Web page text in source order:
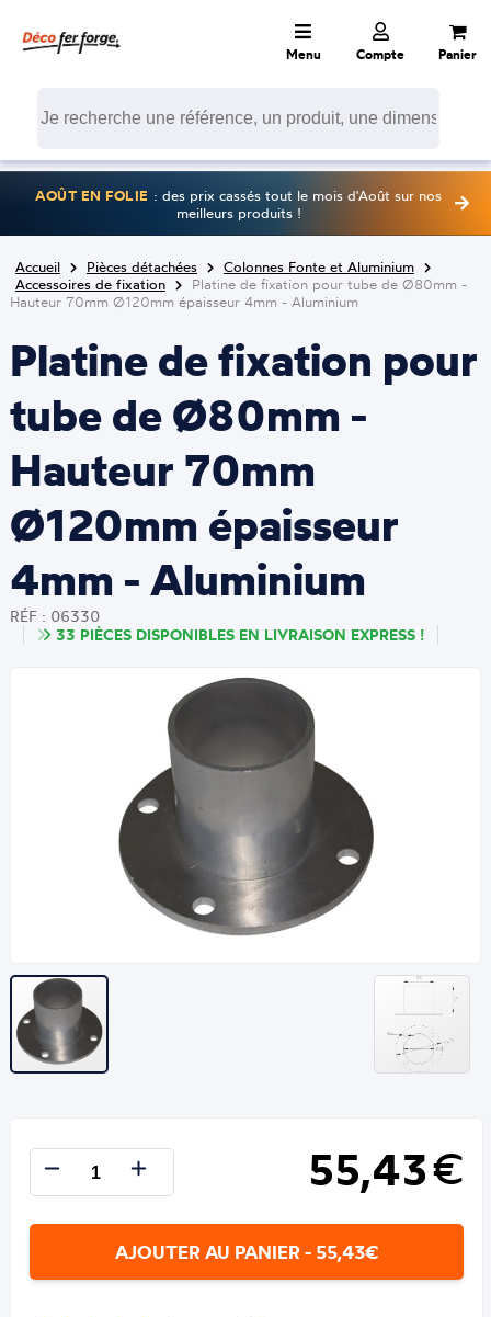
Menu Compte Panier
AOÛT EN FOLIE : des prix cassés tout le mois d'Août sur nos
meilleurs produits !
Accueil Pièces détachées
Colonnes Fonte et Aluminium
Accessoires de fixation
Platine de fixation pour tube de Ø80mm -
Hauteur 70mm Ø120mm épaisseur 4mm - Aluminium
Platine de fixation pour
tube de Ø80mm -
Hauteur 70mm
Ø120mm épaisseur
4mm - Aluminium
RÉF : 06330
33 PIÈCES DISPONIBLES EN LIVRAISON EXPRESS !
55,43€
AJOUTER AU PANIER - 55,43€